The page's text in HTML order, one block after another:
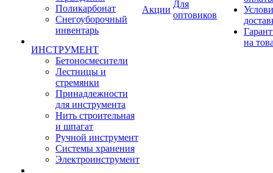
Поликарбонат
Снегоуборочный
инвентарь
ИНСТРУМЕНТ
Бетоносмесители
Лестницы и
стремянки
Принадлежности
для инструмента
Нить строительная
и шпагат
Ручной инструмент
Системы хранения
Электроинструмент
Акции
Для
оптовиков
на